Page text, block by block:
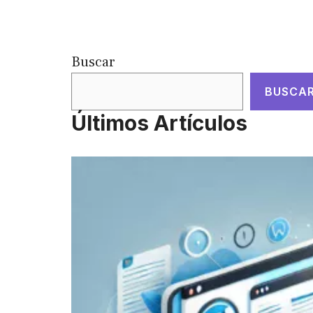
Buscar
Últimos Artículos